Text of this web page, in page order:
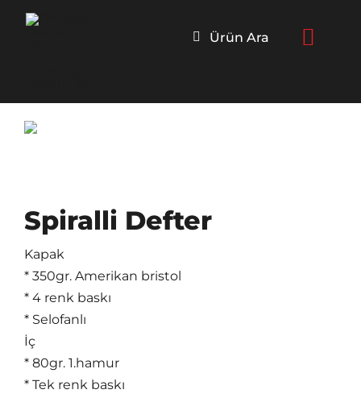
Skip
Ürün Ara
Spiralli Defter
Kapak
* 350gr. Amerikan bristol
* 4 renk baskı
* Selofanlı
İç
* 80gr. 1.hamur
* Tek renk baskı